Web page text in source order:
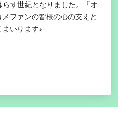
す世紀となりました。『オ
ファンの皆様の心の支えと
いります♪